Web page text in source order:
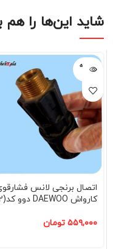
شاید این‌ها را
فروخته
شده
اتصال برنجی لانس
کارواش DAEWOO دوو کد(2)
۵۵۹,۰۰۰ تومان